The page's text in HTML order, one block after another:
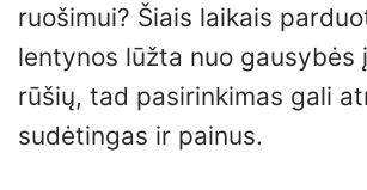
ruošimui? Šiais laikais
lentynos lūžta nuo gausybės
rūšių, tad pasirinkimas gali
sudėtingas ir painus.